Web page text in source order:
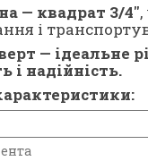
— квадрат 3/4"
і
— ідеальне
і надійність.